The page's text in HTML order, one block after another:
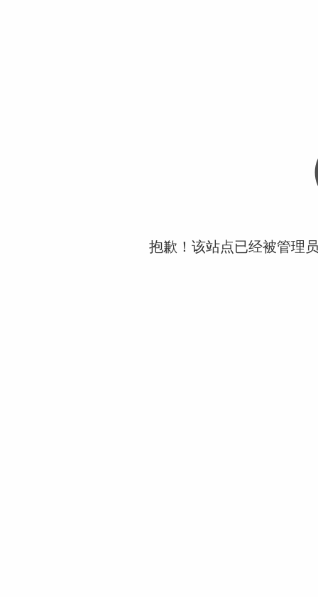
抱歉！该站点已经被管理